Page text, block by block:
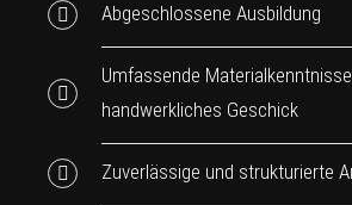
Abgeschlossene Ausbildung
Umfassende
handwerkliches Geschick
Zuverlässige und strukturierte